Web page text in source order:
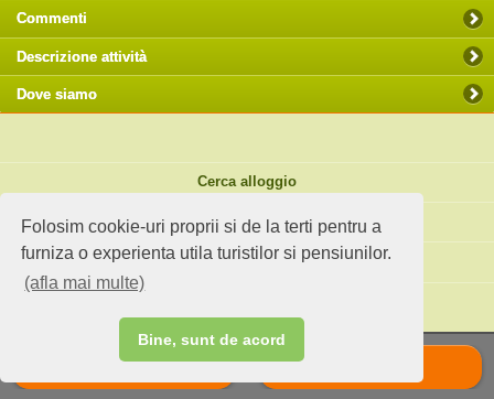
Folosim cookie-uri proprii si de la terti pentru a
furniza o experienta utila turistilor si pensiunilor.
(afla mai multe)
Bine, sunt de acord
Chiama
Commenti
Descrizione attività
Dove siamo
Cerca alloggio
Spunti di viaggio
Sito standard